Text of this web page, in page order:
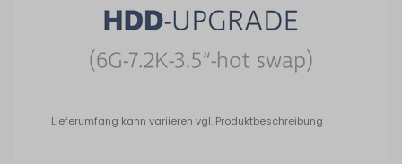
Lieferumfang kann variieren vgl. Produktbeschreibung